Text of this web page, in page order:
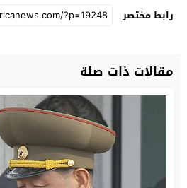
رابط مختصر
مقالات ذات صلة